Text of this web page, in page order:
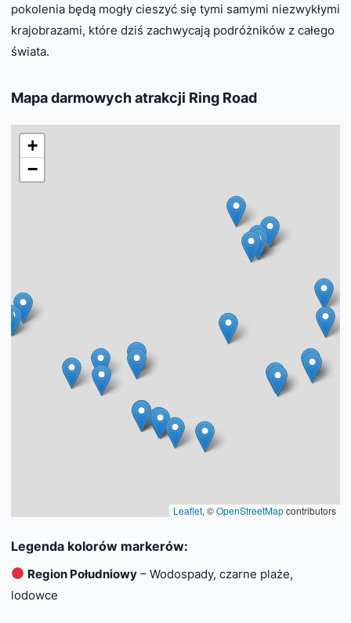
pokolenia będą mogły cieszyć się tymi samymi niezwykłymi
krajobrazami, które dziś zachwycają podróżników z całego
świata.
Mapa darmowych atrakcji Ring Road
+
−
Leaflet, ©OpenStreetMapcontributors
Legenda kolorów markerów:
Region Południowy – Wodospady, czarne plaże,
lodowce